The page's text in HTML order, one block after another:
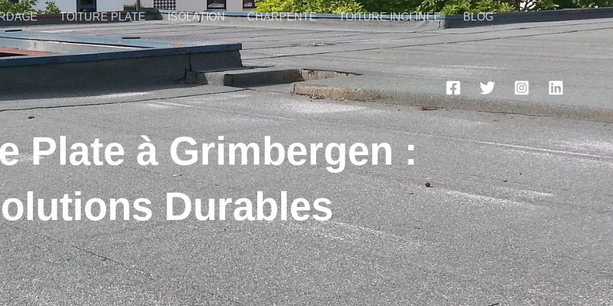
TOITURE PLATE ISOLATION CHARPENTE TOITURE INCLINÉE BLOG
Plate à Grimbergen :
Durables